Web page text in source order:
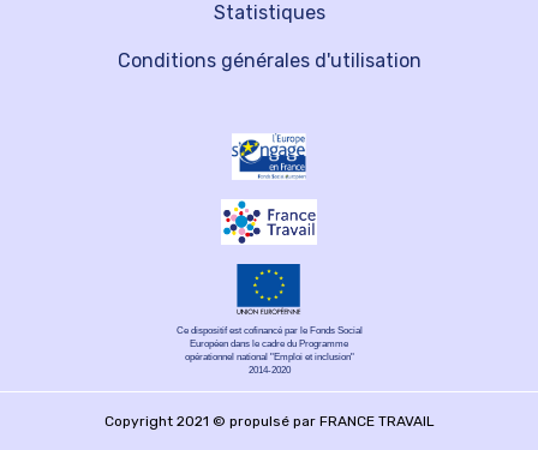
Statistiques
Conditions générales d'utilisation
Ce dispositif est cofinancé par le Fonds Social
Européen dans le cadre du Programme
opérationnel national "Emploi et inclusion"
2014-2020
Copyright 2021 © propulsé par FRANCE TRAVAIL